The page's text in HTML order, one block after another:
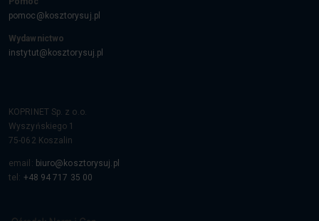
pomoc@kosztorysuj.pl
Wydawnictwo
instytut@kosztorysuj.pl
KOPRINET Sp. z o.o.
Wyszyńskiego 1
75-062 Koszalin
email: biuro@kosztorysuj.pl
tel: +48 94 717 35 00